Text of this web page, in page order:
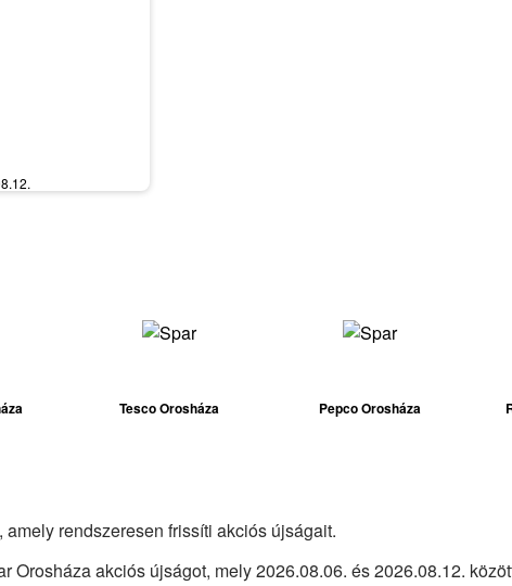
Tesco Orosháza Pepco Orosháza
rendszeresen frissíti akciós újságait.
Orosháza akciós újságot, mely 2026.08.06. és 2026.08.12.